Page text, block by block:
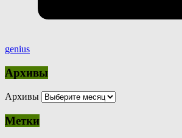
genius
Архивы
Архивы
Метки